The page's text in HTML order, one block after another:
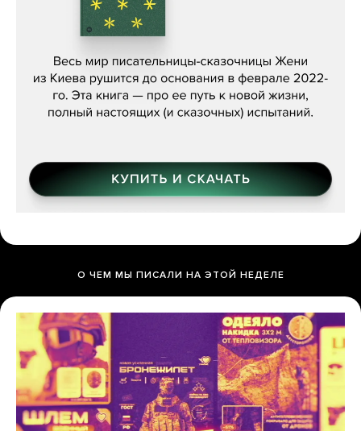
Женя Бережная, «(Не) о войне»
О ЧЕМ МЫ ПИСАЛИ НА ЭТОЙ НЕДЕЛЕ